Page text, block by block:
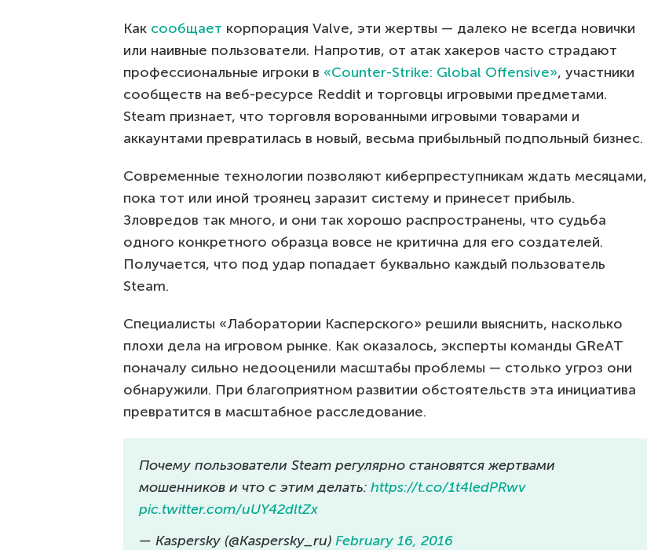
Как сообщает корпорация Valve, эти жертвы — далеко не всегда новички
или наивные пользователи. Напротив, от атак хакеров часто страдают
профессиональные игроки в «Counter-Strike: Global Offensive», участники
сообществ на веб-ресурсе Reddit и торговцы игровыми предметами.
Steam признает, что торговля ворованными игровыми товарами и
аккаунтами превратилась в новый, весьма прибыльный подпольный бизнес.
Современные технологии позволяют киберпреступникам ждать месяцами,
пока тот или иной троянец заразит систему и принесет прибыль.
Зловредов так много, и они так хорошо распространены, что судьба
одного конкретного образца вовсе не критична для его создателей.
Получается, что под удар попадает буквально каждый пользователь
Steam.
Специалисты «Лаборатории Касперского» решили выяснить, насколько
плохи дела на игровом рынке. Как оказалось, эксперты команды GReAT
поначалу сильно недооценили масштабы проблемы — столько угроз они
обнаружили. При благоприятном развитии обстоятельств эта инициатива
превратится в масштабное расследование.
Почему пользователи Steam регулярно становятся жертвами
мошенников и что с этим делать: https://t.co/1t4ledPRwv
pic.twitter.com/uUY42dltZx
— Kaspersky (@Kaspersky_ru) February 16, 2016